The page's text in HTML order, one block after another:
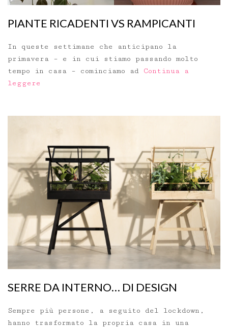
PIANTE RICADENTI VS RAMPICANTI
In queste settimane che anticipano la
primavera – e in cui stiamo passando molto
tempo in casa – cominciamo ad Continua a
leggere
SERRE DA INTERNO… DI DESIGN
Sempre più persone, a seguito del lockdown,
hanno trasformato la propria casa in una